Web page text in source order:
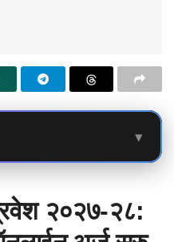
▾
२०२७-२८: